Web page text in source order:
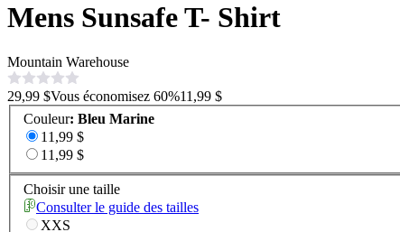
Mens Sunsafe T- Shirt
Mountain Warehouse
29,99 $Vous économisez 60%11,99 $
Couleur: Bleu Marine
11,99 $
11,99 $
Choisir une taille
Consulter le guide des tailles
XXS